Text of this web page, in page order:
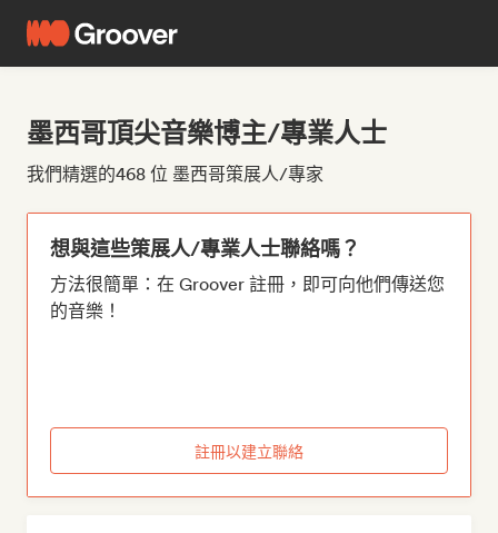
墨西哥頂尖音樂博主/專業人士
我們精選的468 位 墨西哥策展人/專家
想與這些策展人/專業人士聯絡嗎？
方法很簡單：在 Groover 註冊，即可向他們傳送您
的音樂！
註冊以建立聯絡